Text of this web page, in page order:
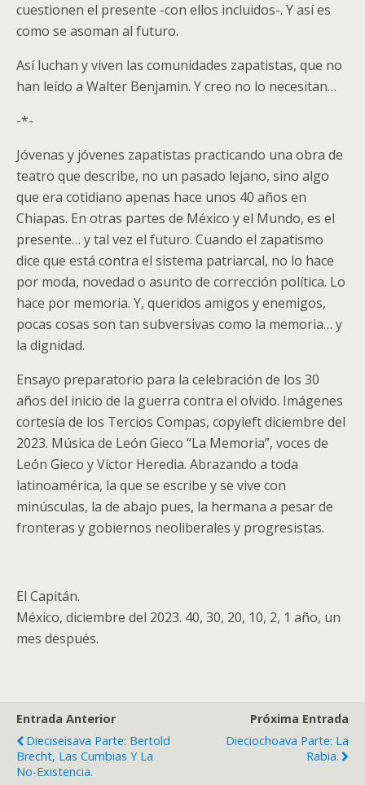
cuestionen el presente -con ellos incluidos-. Y así es
como se asoman al futuro.
Así luchan y viven las comunidades zapatistas, que no
han leído a Walter Benjamin. Y creo no lo necesitan…
-*-
Jóvenas y jóvenes zapatistas practicando una obra de
teatro que describe, no un pasado lejano, sino algo
que era cotidiano apenas hace unos 40 años en
Chiapas. En otras partes de México y el Mundo, es el
presente… y tal vez el futuro. Cuando el zapatismo
dice que está contra el sistema patriarcal, no lo hace
por moda, novedad o asunto de corrección política. Lo
hace por memoria. Y, queridos amigos y enemigos,
pocas cosas son tan subversivas como la memoria… y
la dignidad.
Ensayo preparatorio para la celebración de los 30
años del inicio de la guerra contra el olvido. Imágenes
cortesía de los Tercios Compas, copyleft diciembre del
2023. Música de León Gieco “La Memoria”, voces de
León Gieco y Víctor Heredia. Abrazando a toda
latinoamérica, la que se escribe y se vive con
minúsculas, la de abajo pues, la hermana a pesar de
fronteras y gobiernos neoliberales y progresistas.
El Capitán.
México, diciembre del 2023. 40, 30, 20, 10, 2, 1 año, un
mes después.
Entrada Anterior
Dieciseisava Parte: Bertold
Brecht, Las Cumbias Y La
No-Existencia.
Próxima Entrada
Dieciochoava Parte: La
Rabia.